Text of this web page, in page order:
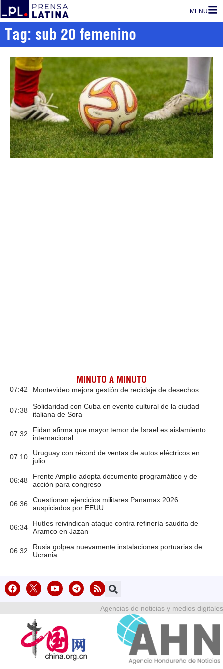
MENU
Tag: sub 20 femenino
MINUTO A MINUTO
07:42 Montevideo mejora gestión de reciclaje de desechos
07:38
Solidaridad con Cuba en evento cultural de la ciudad
italiana de Sora
07:32
Fidan afirma que mayor temor de Israel es aislamiento
internacional
07:10
Uruguay con récord de ventas de autos eléctricos en
julio
06:48
Frente Amplio adopta documento programático y de
acción para congreso
06:36
Cuestionan ejercicios militares Panamax 2026
auspiciados por EEUU
06:34
Hutíes reivindican ataque contra refinería saudita de
Aramco en Jazan
06:32
Rusia golpea nuevamente instalaciones portuarias de
Ucrania
Agencias de noticias y medios digitales